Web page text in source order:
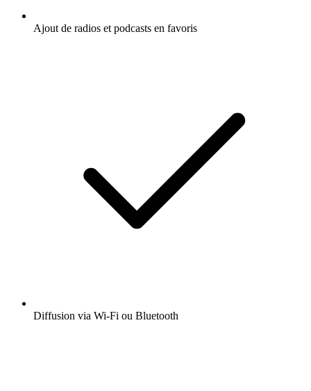
Ajout de radios et podcasts en favoris
Diffusion via Wi-Fi ou Bluetooth